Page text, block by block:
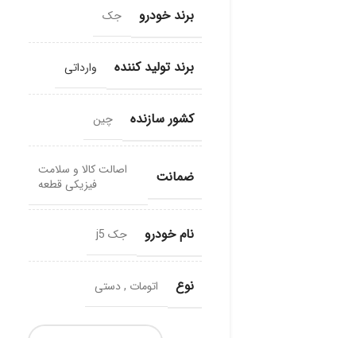
برند خودرو جک
برند تولید کننده وارداتی
کشور سازنده چین
ضمانت
اصالت کالا و سلامت
فیزیکی قطعه
نام خودرو جک j5
نوع اتومات ,دستی